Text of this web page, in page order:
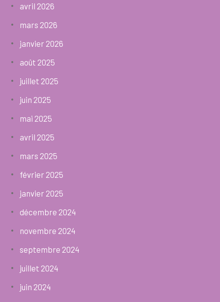
avril 2026
mars 2026
janvier 2026
août 2025
juillet 2025
juin 2025
mai 2025
avril 2025
mars 2025
février 2025
janvier 2025
décembre 2024
novembre 2024
septembre 2024
juillet 2024
juin 2024